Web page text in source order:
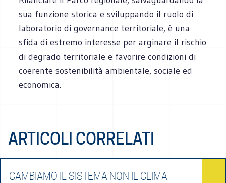
sua funzione storica e sviluppando il ruolo di
laboratorio di governance territoriale, è una
sfida di estremo interesse per arginare il rischio
di degrado territoriale e favorire condizioni di
coerente sostenibilità ambientale, sociale ed
economica.
ARTICOLI CORRELATI
CAMBIAMO IL SISTEMA NON IL CLIMA